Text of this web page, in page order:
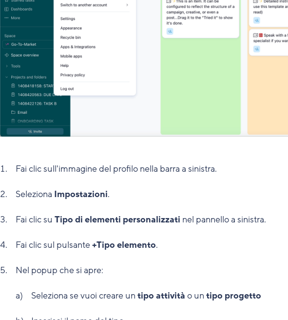
Fai clic sull'immagine del profilo nella barra a sinistra.
Seleziona Impostazioni.
Fai clic su Tipo di elementi personalizzati nel pannello a sinistra.
Fai clic sul pulsante+Tipo elemento.
Nel popup che si apre:
Seleziona se vuoi creare un tipo attività o un tipo progetto